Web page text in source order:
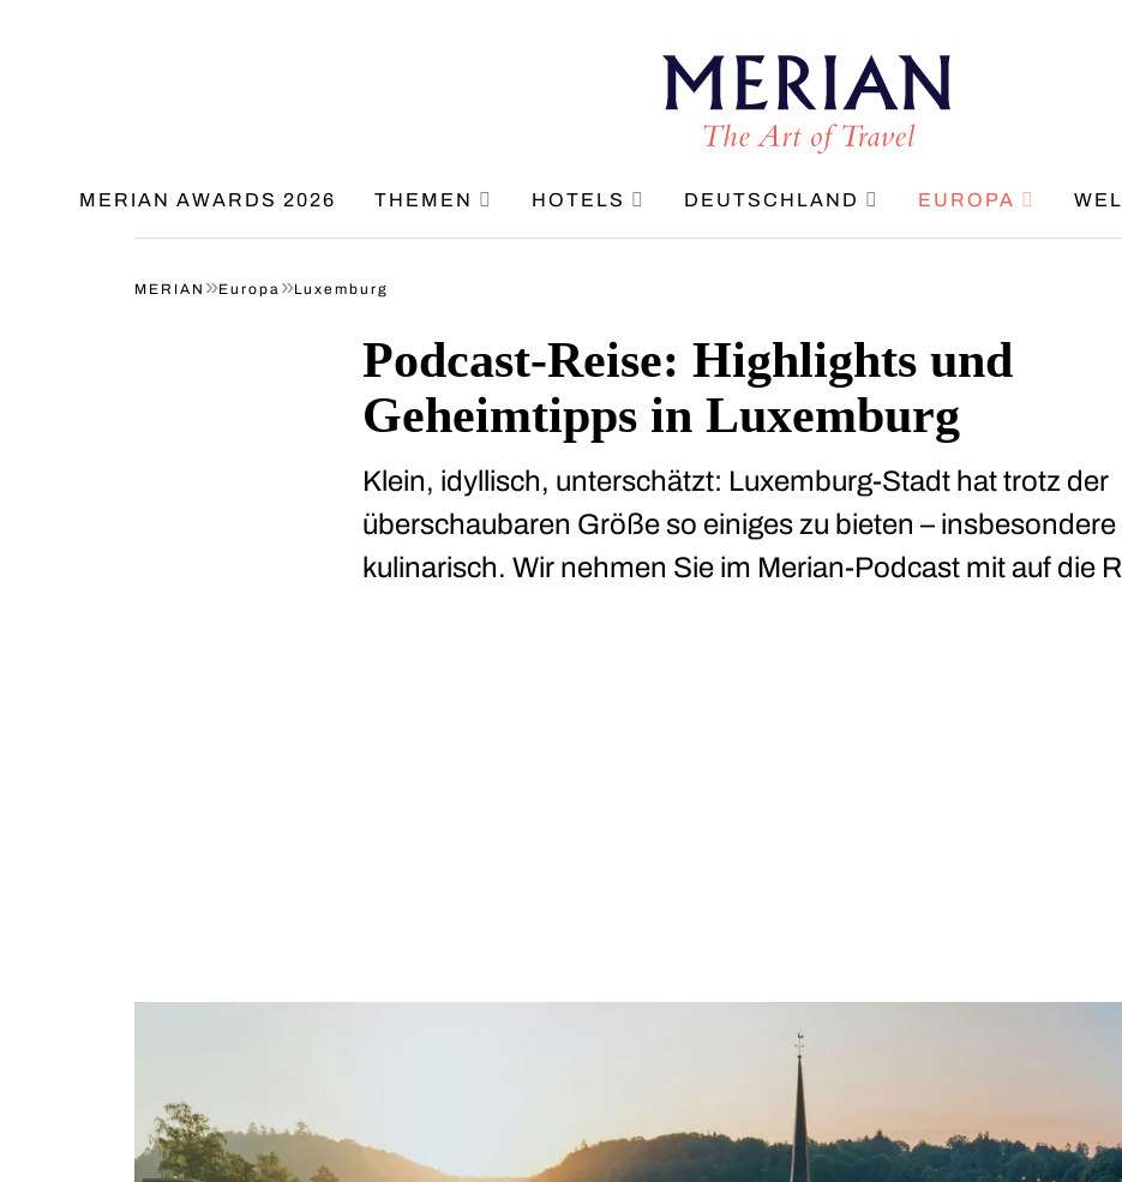
MERIAN AWARDS 2026 THEMEN HOTELS DEUTSCHLAND EUROPA
MERIAN »Europa »Luxemburg
Podcast-Reise: Highlights und
Geheimtipps in Luxemburg
Klein, idyllisch, unterschätzt: Luxemburg-Stadt hat trotz der
überschaubaren Größe so einiges zu bieten – insbesondere
kulinarisch. Wir nehmen Sie im Merian-Podcast mit auf die